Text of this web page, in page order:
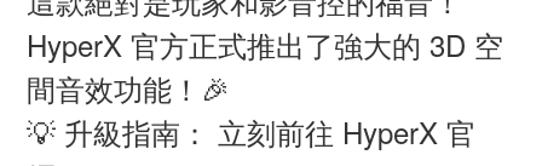
HyperX 官方正式推出了強大的 3D 空
間音效功能！🎉
💡 升級指南： 立刻前往 HyperX 官